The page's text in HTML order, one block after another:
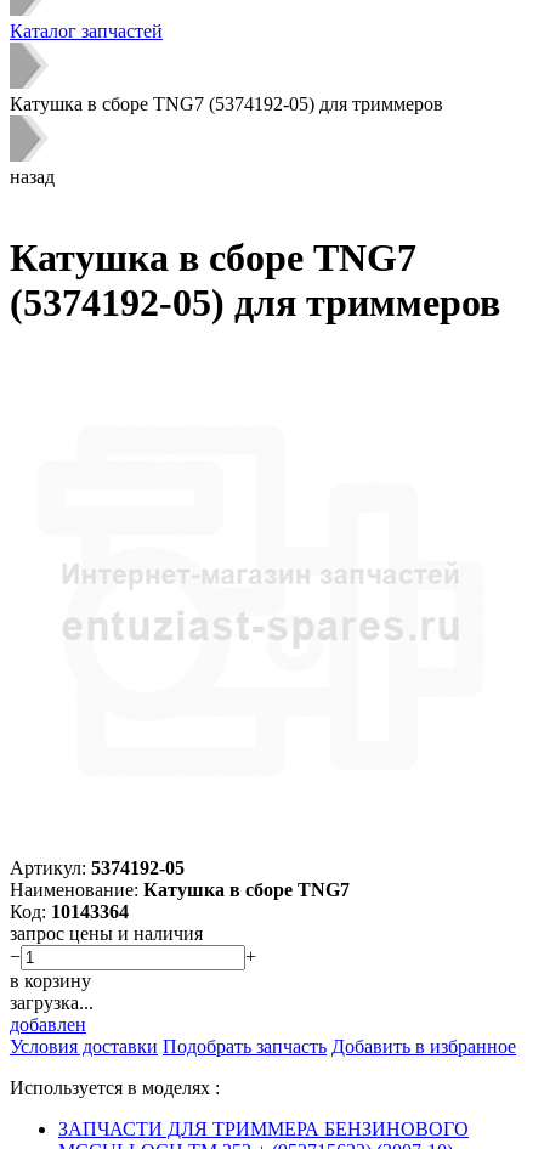
Каталог запчастей
Катушка в сборе TNG7 (5374192-05) для триммеров
назад
Катушка в сборе TNG7
(5374192-05) для триммеров
Артикул: 5374192-05
Наименование: Катушка в сборе TNG7
Код: 10143364
запрос цены и наличия
−
+
в корзину
загрузка...
добавлен
Условия доставки Подобрать запчасть Добавить в избранное
Используется в моделях :
ЗАПЧАСТИ ДЛЯ ТРИММЕРА БЕНЗИНОВОГО